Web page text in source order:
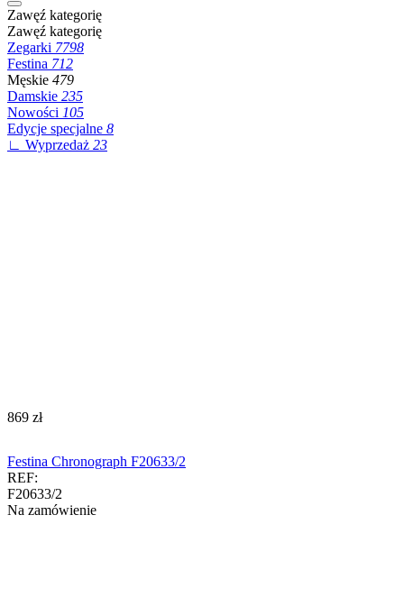
Zawęź kategorię
Zawęź kategorię
Zegarki 7798
Festina 712
Męskie 479
Damskie 235
Nowości 105
Edycje specjalne 8
∟ Wyprzedaż 23
‍869‍ zł
Festina Chronograph F20633/2
REF:
F20633/2
Na zamówienie